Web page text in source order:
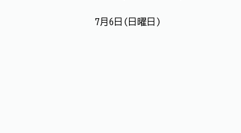
7月6日(日曜日)